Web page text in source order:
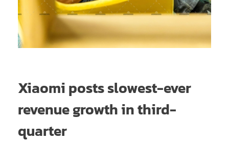
Xiaomi posts slowest-ever
revenue growth in third-
quarter